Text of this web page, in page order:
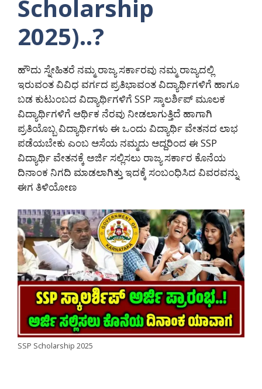
Scholarship
2025)..?
ಹೌದು ಸ್ನೇಹಿತರೆ ನಮ್ಮ ರಾಜ್ಯ ಸರ್ಕಾರವು ನಮ್ಮ ರಾಜ್ಯದಲ್ಲಿ
ಇರುವಂತ ವಿವಿಧ ವರ್ಗದ ಪ್ರತಿಭಾವಂತ ವಿದ್ಯಾರ್ಥಿಗಳಿಗೆ ಹಾಗೂ
ಬಡ ಕುಟುಂಬದ ವಿದ್ಯಾರ್ಥಿಗಳಿಗೆ SSP ಸ್ಕಾಲರ್ಶಿಪ್ ಮೂಲಕ
ವಿದ್ಯಾರ್ಥಿಗಳಿಗೆ ಆರ್ಥಿಕ ನೆರವು ನೀಡಲಾಗುತ್ತಿದೆ ಹಾಗಾಗಿ
ಪ್ರತಿಯೊಬ್ಬ ವಿದ್ಯಾರ್ಥಿಗಳು ಈ ಒಂದು ವಿದ್ಯಾರ್ಥಿ ವೇತನದ ಲಾಭ
ಪಡೆಯಬೇಕು ಎಂಬ ಆಸೆಯ ನಮ್ಮದು ಆದ್ದರಿಂದ ಈ SSP
ವಿದ್ಯಾರ್ಥಿ ವೇತನಕ್ಕೆ ಅರ್ಜಿ ಸಲ್ಲಿಸಲು ರಾಜ್ಯ ಸರ್ಕಾರ ಕೊನೆಯ
ದಿನಾಂಕ ನಿಗದಿ ಮಾಡಲಾಗಿತ್ತು ಇದಕ್ಕೆ ಸಂಬಂಧಿಸಿದ ವಿವರವನ್ನು
ಈಗ ತಿಳಿಯೋಣ
SSP Scholarship 2025